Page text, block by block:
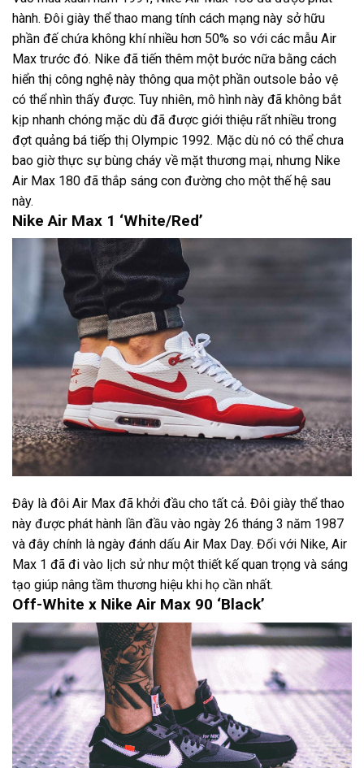
hành. Đôi giày thể thao mang tính cách mạng này sở hữu
phần đế chứa không khí nhiều hơn 50% so với các mẫu Air
Max trước đó. Nike đã tiến thêm một bước nữa bằng cách
hiển thị công nghệ này thông qua một phần outsole bảo vệ
có thể nhìn thấy được. Tuy nhiên, mô hình này đã không bắt
kịp nhanh chóng mặc dù đã được giới thiệu rất nhiều trong
đợt quảng bá tiếp thị Olympic 1992. Mặc dù nó có thể chưa
bao giờ thực sự bùng cháy về mặt thương mại, nhưng Nike
Air Max 180 đã thắp sáng con đường cho một thế hệ sau
này.
Nike Air Max 1 ‘White/Red’
Đây là đôi Air Max đã khởi đầu cho tất cả. Đôi giày thể thao
này được phát hành lần đầu vào ngày 26 tháng 3 năm 1987
và đây chính là ngày đánh dấu Air Max Day. Đối với Nike, Air
Max 1 đã đi vào lịch sử như một thiết kế quan trọng và sáng
tạo giúp nâng tầm thương hiệu khi họ cần nhất.
Off-White x Nike Air Max 90 ‘Black’